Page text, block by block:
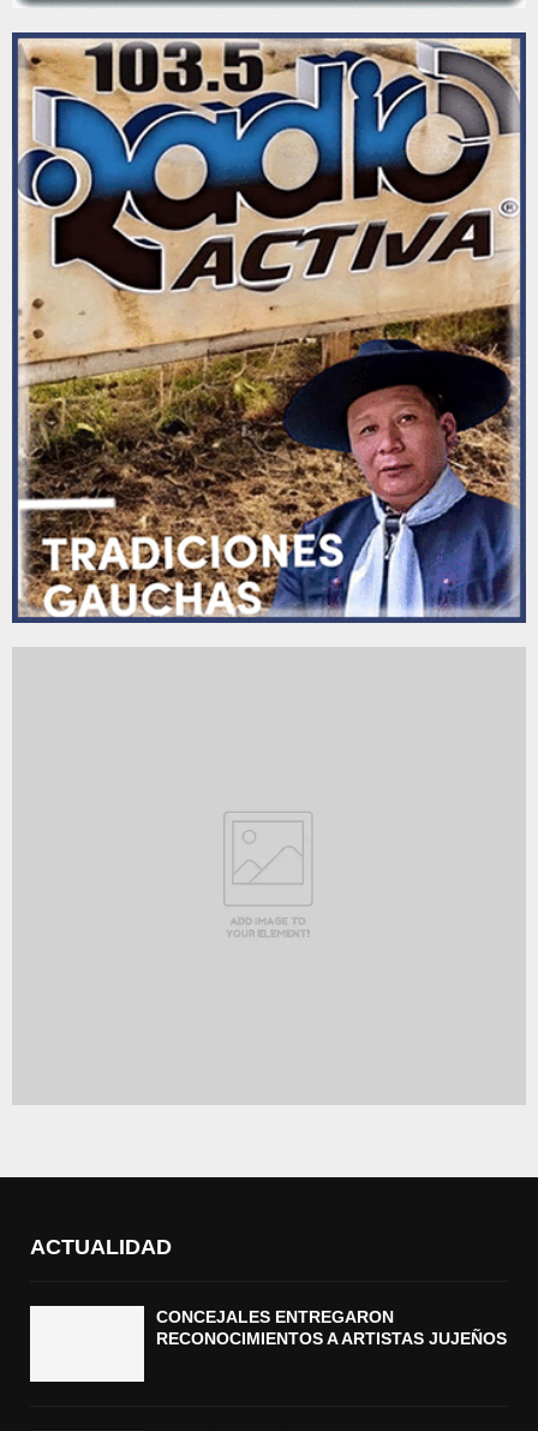
ACTUALIDAD
CONCEJALES ENTREGARON
RECONOCIMIENTOS A ARTISTAS JUJEÑOS